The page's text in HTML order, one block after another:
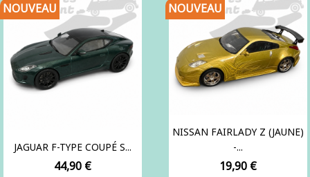
JAGUAR F-TYPE COUPÉ S...
Prix
44,90 €
NOUVEAU
NISSAN FAIRLADY Z (JAUNE)
-...
Prix
19,90 €
NOUVEAU